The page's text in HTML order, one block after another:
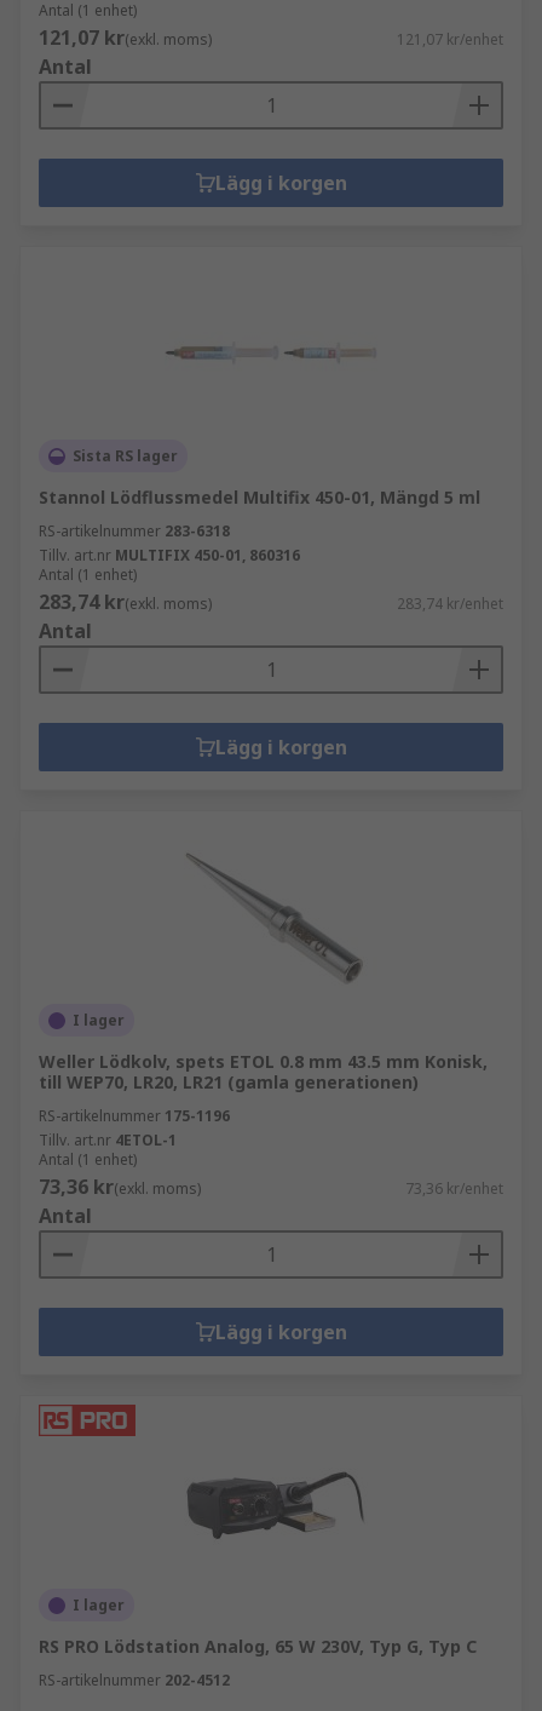
Antal (1 enhet)
121,07 kr(exkl. moms) 121,07 kr/enhet
Antal
Lägg i korgen
Sista RS lager
Stannol Lödflussmedel Multifix 450-01, Mängd 5 ml
RS-artikelnummer 283-6318
Tillv. art.nr MULTIFIX 450-01, 860316
Antal (1 enhet)
283,74 kr(exkl. moms) 283,74 kr/enhet
Antal
Lägg i korgen
I lager
Weller Lödkolv, spets ETOL 0.8 mm 43.5 mm Konisk,
till WEP70, LR20, LR21 (gamla generationen)
RS-artikelnummer 175-1196
Tillv. art.nr 4ETOL-1
Antal (1 enhet)
73,36 kr(exkl. moms) 73,36 kr/enhet
Antal
Lägg i korgen
I lager
RS PRO Lödstation Analog, 65 W 230V, Typ G, Typ C
RS-artikelnummer 202-4512